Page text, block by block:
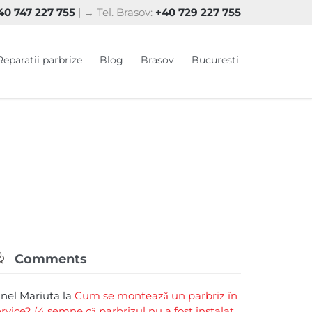
747 227 755 | → Tel. Brasov: +40 729 227 755
parbrize Blog Brasov Bucuresti
Comments
Mariuta la Cum se montează un parbriz în